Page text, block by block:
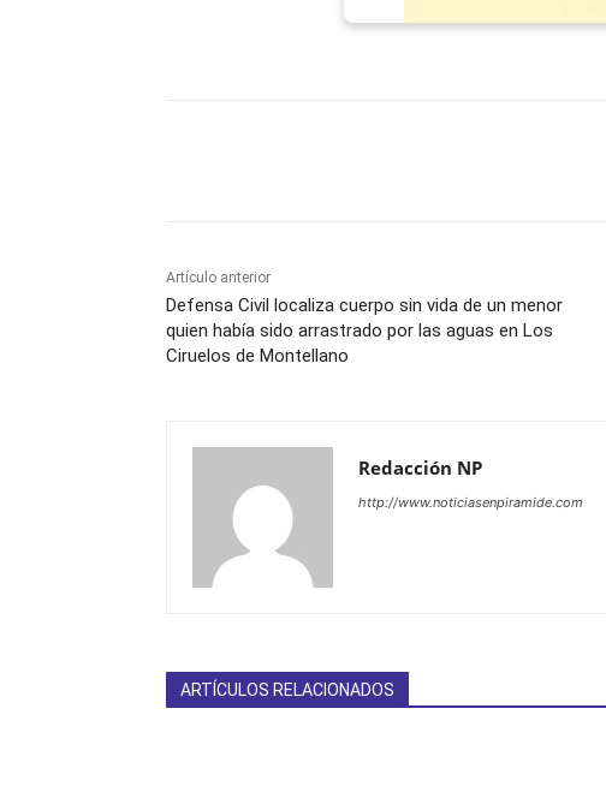
Artículo anterior
Defensa Civil localiza cuerpo sin vida de un menor
quien había sido arrastrado por las aguas en Los
Ciruelos de Montellano
Redacción NP
http://www.noticiasenpiramide.com
ARTÍCULOS RELACIONADOS